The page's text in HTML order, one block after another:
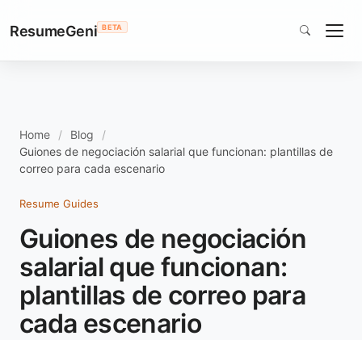
ResumeGeni BETA
Home
Blog
Guiones de negociación salarial que funcionan: plantillas de
correo para cada escenario
Resume Guides
Guiones de negociación
salarial que funcionan:
plantillas de correo para
cada escenario